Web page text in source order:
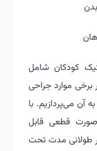
کودکان شامل
برخی موارد جراحی
آن می‌پردازیم. با
قطعی قابل
طولانی مدت تحت